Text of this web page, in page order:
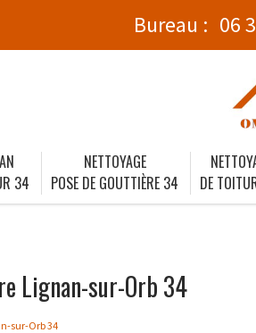
Bureau : 06
34
NETTOYAGE
POSE DE GOUTTIÈRE 34
DE
Lignan-sur-Orb 34
sur-Orb 34